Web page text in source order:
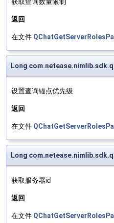
返回
在文件
Long
设置查询锚点优先级
返回
在文件
Long
获取服务器id
返回
在文件